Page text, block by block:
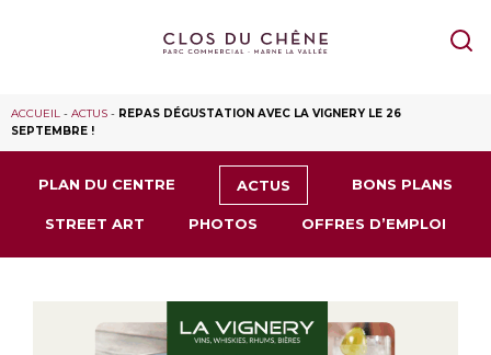
ACCUEIL - ACTUS - REPAS DÉGUSTATION AVEC LA VIGNERY LE 26
SEPTEMBRE !
PLAN DU CENTRE ACTUS BONS PLANS
STREET ART PHOTOS OFFRES D’EMPLOI